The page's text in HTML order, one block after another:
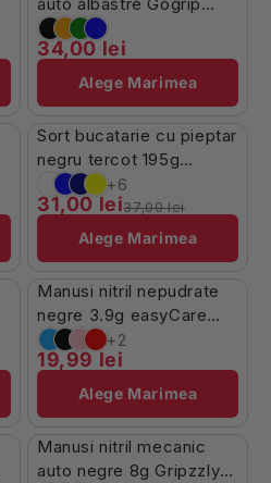
50buc
34,00 lei
Alege Marimea
-16%
Sort bucatarie cu pieptar
negru tercot 195g
Missena+6
31,00 lei37,00 lei
Alege Marimea
Manusi nitril nepudrate
negre 3.9g easyCare
100buc
+2
19,99 lei
Alege Marimea
-7%
Manusi nitril mecanic
auto negre 8g Gripzzly